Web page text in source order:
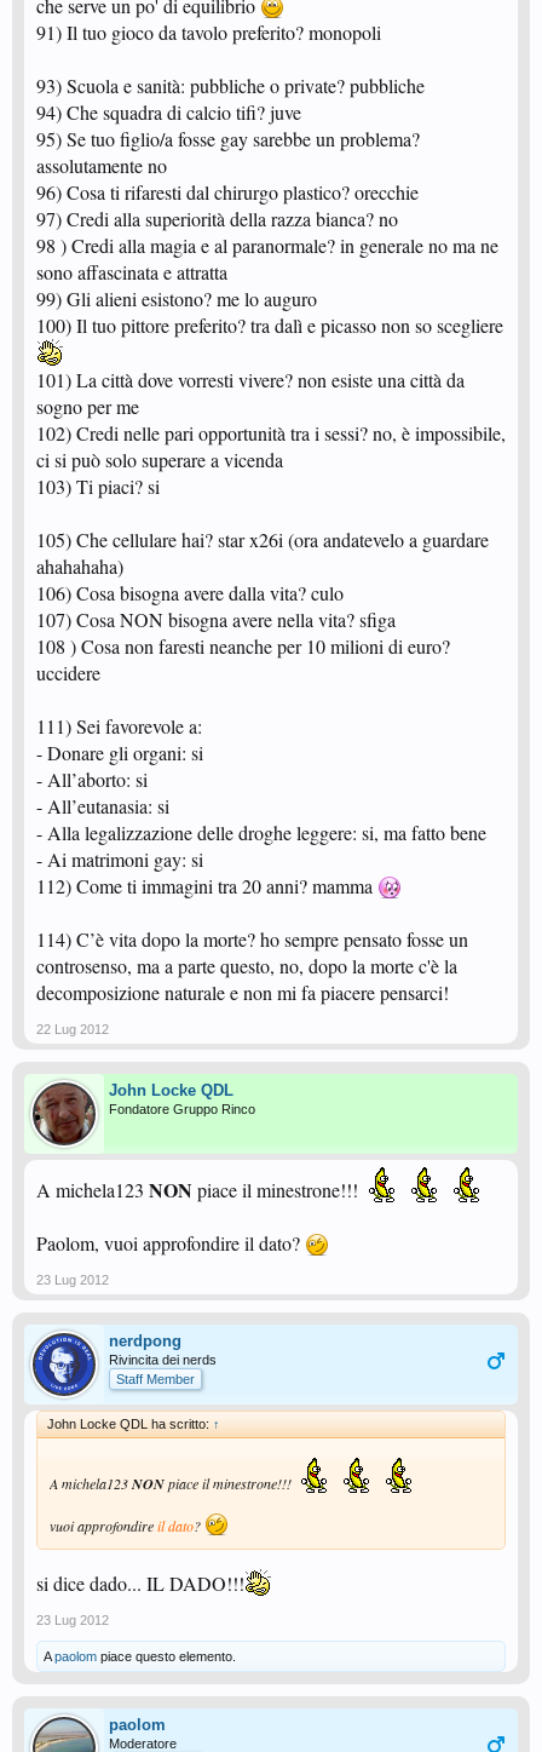
che serve un po' di equilibrio
91) Il tuo gioco da tavolo preferito? monopoli
93) Scuola e sanità: pubbliche o private? pubbliche
94) Che squadra di calcio tifi? juve
95) Se tuo figlio/a fosse gay sarebbe un problema?
assolutamente no
96) Cosa ti rifaresti dal chirurgo plastico? orecchie
97) Credi alla superiorità della razza bianca? no
98 ) Credi alla magia e al paranormale? in generale no ma ne
sono affascinata e attratta
99) Gli alieni esistono? me lo auguro
100) Il tuo pittore preferito? tra dalì e picasso non so scegliere
101) La città dove vorresti vivere? non esiste una città da
sogno per me
102) Credi nelle pari opportunità tra i sessi? no, è impossibile,
ci si può solo superare a vicenda
103) Ti piaci? si
105) Che cellulare hai? star x26i (ora andatevelo a guardare
ahahahaha)
106) Cosa bisogna avere dalla vita? culo
107) Cosa NON bisogna avere nella vita? sfiga
108 ) Cosa non faresti neanche per 10 milioni di euro?
uccidere
111) Sei favorevole a:
- Donare gli organi: si
- All’aborto: si
- All’eutanasia: si
- Alla legalizzazione delle droghe leggere: si, ma fatto bene
- Ai matrimoni gay: si
112) Come ti immagini tra 20 anni? mamma
114) C’è vita dopo la morte? ho sempre pensato fosse un
controsenso, ma a parte questo, no, dopo la morte c'è la
decomposizione naturale e non mi fa piacere pensarci!
22 Lug 2012
John Locke QDL
Fondatore Gruppo Rinco
A michela123 NON piace il minestrone!!!
Paolom, vuoi approfondire il dato?
23 Lug 2012
nerdpong
Rivincita dei nerds
Staff Member
John Locke QDL ha scritto: ↑
A michela123NONpiace il minestrone!!!
vuoi approfondireil dato?
si dice dado... IL DADO!!!
23 Lug 2012
Apaolom piace questo elemento.
paolom
Moderatore